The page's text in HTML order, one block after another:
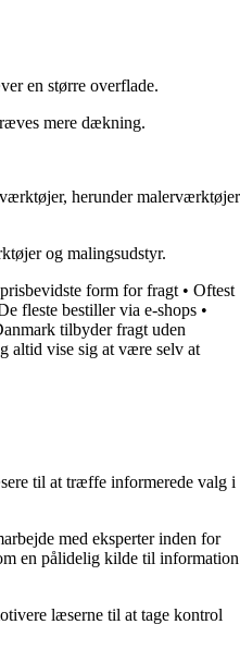
en større overflade.
mere dækning.
herunder malerværktøjer
og malingsudstyr.
form for fragt • Oftest
fleste bestiller via e-shops •
tilbyder fragt uden
altid vise sig at være selv at
til at træffe informerede valg i
med eksperter inden for
en pålidelig kilde til information
læserne til at tage kontrol